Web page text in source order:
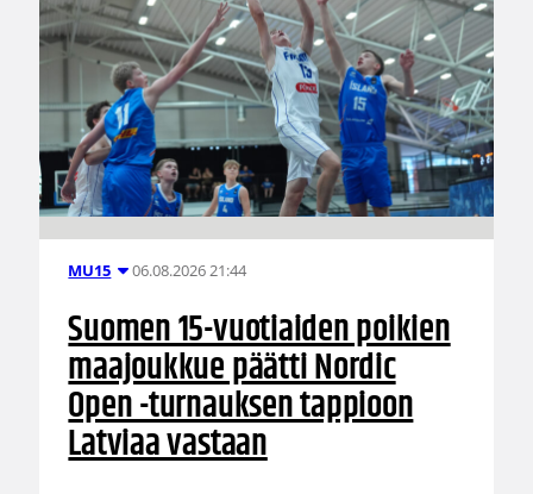
MU15 06.08.2026 21:44
Suomen 15-vuotiaiden poikien
maajoukkue päätti Nordic
Open -turnauksen tappioon
Latviaa vastaan